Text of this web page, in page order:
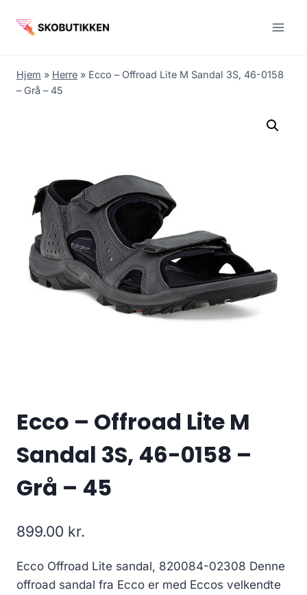
Hjem » Herre » Ecco – Offroad Lite M Sandal 3S, 46-0158
– Grå – 45
Ecco – Offroad Lite M
Sandal 3S, 46-0158 –
Grå – 45
899.00 kr.
Ecco Offroad Lite sandal, 820084-02308 Denne
offroad sandal fra Ecco er med Eccos velkendte